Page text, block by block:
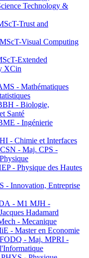
Technology &
Trust and
Visual Computing
Extended
XCin
- Mathématiques
- Biologie,
Santé
- Ingénierie
- Chimie et Interfaces
- Maj. CPS -
- Physique des Hautes
- Innovation, Entreprise
- M1 MJH -
Hadamard
- Mecanique
- Master en Economie
- Maj. MPRI -